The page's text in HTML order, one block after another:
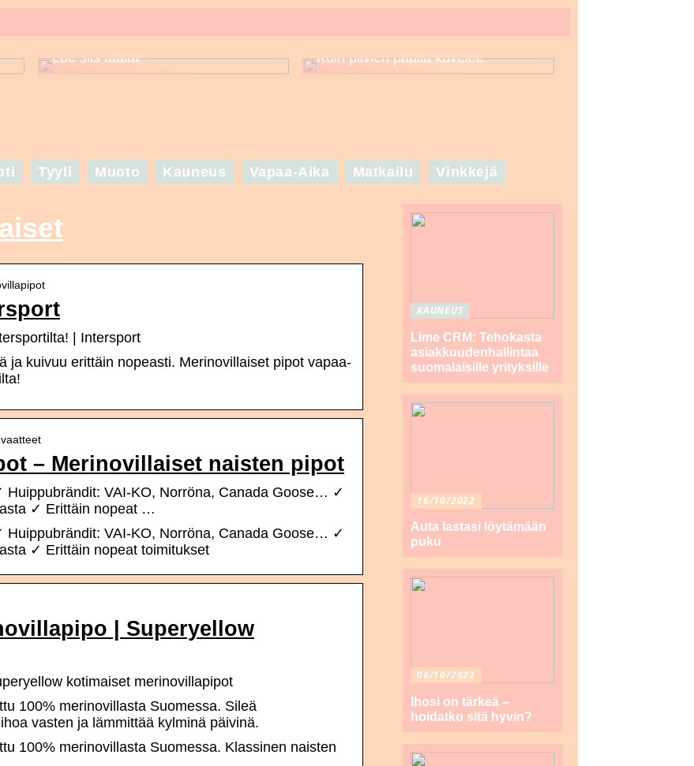
Lue siis täältä
Kuin pilvien päällä kävelee
Tyyli Muoto Kauneus Vapaa-Aika Matkailu Vinkkejä
| Intersport
ja kuivuu erittäin nopeasti. Merinovillaiset pipot vapaa-
– Merinovillaiset naisten pipot
Huippubrändit: VAI-KO, Norröna, Canada Goose… ✓
✓ Erittäin nopeat …
Huippubrändit: VAI-KO, Norröna, Canada Goose… ✓
✓ Erittäin nopeat toimitukset
| Superyellow
kotimaiset merinovillapipot
100% merinovillasta Suomessa. Sileä
vasten ja lämmittää kylminä päivinä.
100% merinovillasta Suomessa. Klassinen naisten
KAUNEUS
Lime CRM: Tehokasta
asiakkuudenhallintaa
suomalaisille yrityksille
16/10/2022
Auta lastasi löytämään
puku
08/10/2022
Ihosi on tärkeä –
hoidatko sitä hyvin?